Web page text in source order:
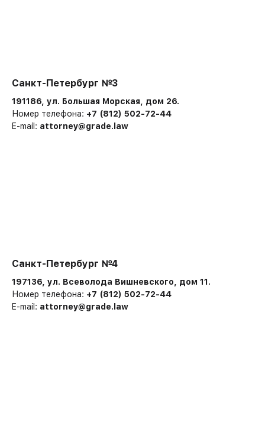
Санкт-Петербург №3
191186, ул. Большая Морская, дом 26.
Номер телефона: +7 (812) 502-72-44
E-mail: attorney@grade.law
Санкт-Петербург №4
197136, ул. Всеволода Вишневского, дом 11.
Номер телефона: +7 (812) 502-72-44
E-mail: attorney@grade.law